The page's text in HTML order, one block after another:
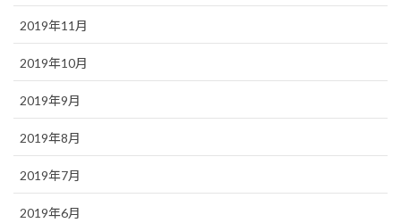
2019年11月
2019年10月
2019年9月
2019年8月
2019年7月
2019年6月